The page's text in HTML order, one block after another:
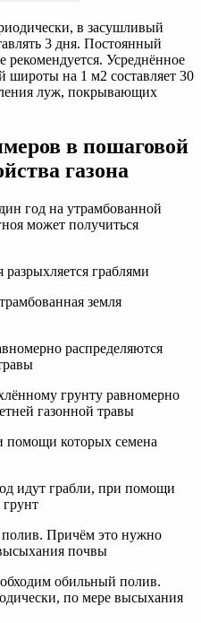
в засушливый
3 дня. Постоянный
рекомендуется. Усреднённое
широты на 1 м2 составляет 30
луж, покрывающих
в пошаговой
газона
год на утрамбованной
может получиться
земля
грунту равномерно
газонной травы
идут грабли, при помощи
грунт
обильный полив.
по мере высыхания